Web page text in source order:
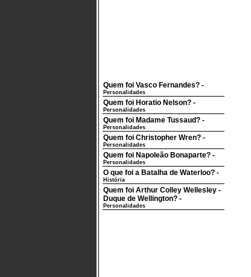
Quem foi Vasco Fernandes? -
Personalidades
Quem foi Horatio Nelson? -
Personalidades
Quem foi Madame Tussaud? -
Personalidades
Quem foi Christopher Wren? -
Personalidades
Quem foi Napoleão Bonaparte? -
Personalidades
O que foi a Batalha de Waterloo? -
História
Quem foi Arthur Colley Wellesley -
Duque de Wellington? -
Personalidades